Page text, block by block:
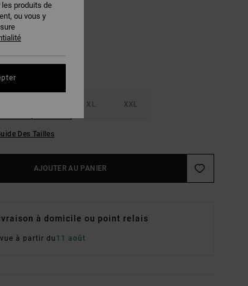
XL XXL
Des Tailles
AJOUTER AU PANIER
à domicile ou point relais
à partir du 11 août
les produits de
ou vous y